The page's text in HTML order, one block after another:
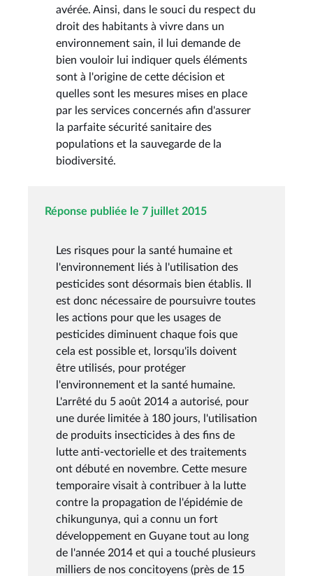
avérée. Ainsi, dans le souci du respect du
droit des habitants à vivre dans un
environnement sain, il lui demande de
bien vouloir lui indiquer quels éléments
sont à l'origine de cette décision et
quelles sont les mesures mises en place
par les services concernés afin d'assurer
la parfaite sécurité sanitaire des
populations et la sauvegarde de la
biodiversité.
Réponse publiée le 7 juillet 2015
Les risques pour la santé humaine et
l'environnement liés à l'utilisation des
pesticides sont désormais bien établis. Il
est donc nécessaire de poursuivre toutes
les actions pour que les usages de
pesticides diminuent chaque fois que
cela est possible et, lorsqu'ils doivent
être utilisés, pour protéger
l'environnement et la santé humaine.
L'arrêté du 5 août 2014 a autorisé, pour
une durée limitée à 180 jours, l'utilisation
de produits insecticides à des fins de
lutte anti-vectorielle et des traitements
ont débuté en novembre. Cette mesure
temporaire visait à contribuer à la lutte
contre la propagation de l'épidémie de
chikungunya, qui a connu un fort
développement en Guyane tout au long
de l'année 2014 et qui a touché plusieurs
milliers de nos concitoyens (près de 15